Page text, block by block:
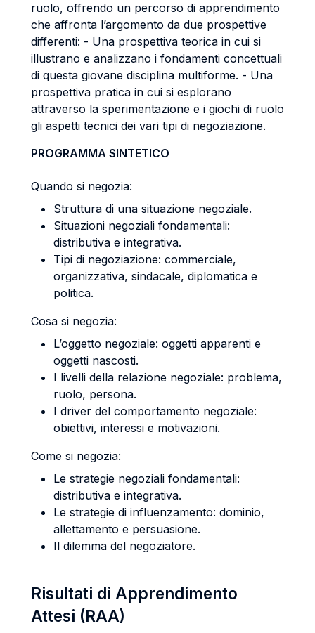
ruolo, offrendo un percorso di apprendimento
che affronta l’argomento da due prospettive
differenti: - Una prospettiva teorica in cui si
illustrano e analizzano i fondamenti concettuali
di questa giovane disciplina multiforme. - Una
prospettiva pratica in cui si esplorano
attraverso la sperimentazione e i giochi di ruolo
gli aspetti tecnici dei vari tipi di negoziazione.
PROGRAMMA SINTETICO
Quando si negozia:
Struttura di una situazione negoziale.
Situazioni negoziali fondamentali:
distributiva e integrativa.
Tipi di negoziazione: commerciale,
organizzativa, sindacale, diplomatica e
politica.
Cosa si negozia:
L’oggetto negoziale: oggetti apparenti e
oggetti nascosti.
I livelli della relazione negoziale: problema,
ruolo, persona.
I driver del comportamento negoziale:
obiettivi, interessi e motivazioni.
Come si negozia:
Le strategie negoziali fondamentali:
distributiva e integrativa.
Le strategie di influenzamento: dominio,
allettamento e persuasione.
Il dilemma del negoziatore.
Risultati di Apprendimento
Attesi (RAA)